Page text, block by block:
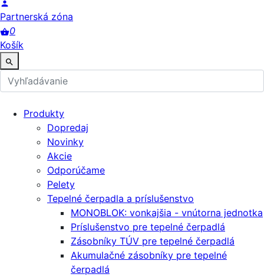
Partnerská zóna
0
Košík
Produkty
Dopredaj
Novinky
Akcie
Odporúčame
Pelety
Tepelné čerpadla a príslušenstvo
MONOBLOK: vonkajšia - vnútorna jednotka
Príslušenstvo pre tepelné čerpadlá
Zásobníky TÚV pre tepelné čerpadlá
Akumulačné zásobníky pre tepelné
čerpadlá